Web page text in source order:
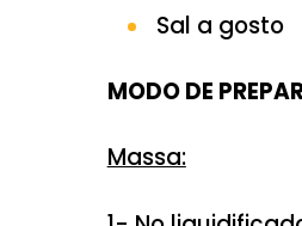
1 dente
½ cebola